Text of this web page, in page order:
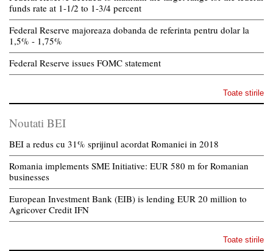
funds rate at 1-1/2 to 1-3/4 percent
Federal Reserve majoreaza dobanda de referinta pentru dolar la
1,5% - 1,75%
Federal Reserve issues FOMC statement
Toate stirile
Noutati BEI
BEI a redus cu 31% sprijinul acordat Romaniei in 2018
Romania implements SME Initiative: EUR 580 m for Romanian
businesses
European Investment Bank (EIB) is lending EUR 20 million to
Agricover Credit IFN
Toate stirile